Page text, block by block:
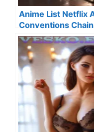
Anime List Netflix
Conventions